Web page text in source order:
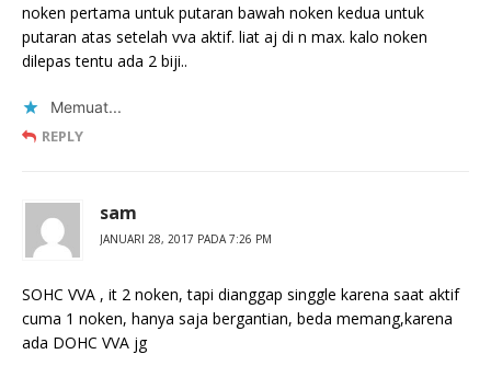
noken pertama untuk putaran bawah noken kedua untuk
putaran atas setelah vva aktif. liat aj di n max. kalo noken
dilepas tentu ada 2 biji..
Memuat...
REPLY
sam
JANUARI 28, 2017 PADA 7:26 PM
SOHC VVA , it 2 noken, tapi dianggap singgle karena saat aktif
cuma 1 noken, hanya saja bergantian, beda memang,karena
ada DOHC VVA jg